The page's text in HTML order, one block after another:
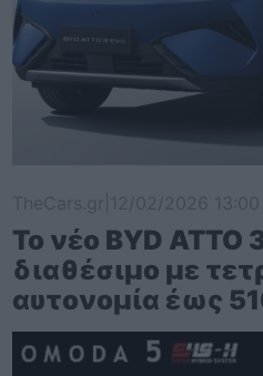
Το νέο BYD ATTO
διαθέσιμο με
αυτονομία έως